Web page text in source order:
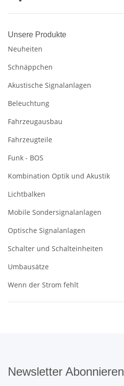
Unsere Produkte
Neuheiten
Schnäppchen
Akustische Signalanlagen
Beleuchtung
Fahrzeugausbau
Fahrzeugteile
Funk - BOS
Kombination Optik und Akustik
Lichtbalken
Mobile Sondersignalanlagen
Optische Signalanlagen
Schalter und Schalteinheiten
Umbausätze
Wenn der Strom fehlt
Newsletter Abonnieren